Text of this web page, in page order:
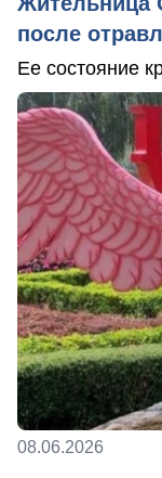
после
Ее состояние
08.06.2026